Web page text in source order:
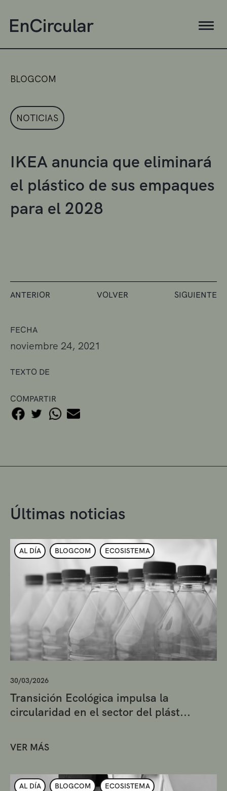
FECHA
noviembre 24, 2021
TEXTO DE
COMPARTIR
BLOGCOM
NOTICIAS
IKEA anuncia que eliminará
el plástico de sus empaques
para el 2028
ANTERIOR VOLVER SIGUIENTE
Últimas noticias
AL DÍA BLOGCOM ECOSISTEMA
30/03/2026
Transición Ecológica impulsa la
circularidad en el sector del plást...
VER MÁS
AL DÍA BLOGCOM ECOSISTEMA